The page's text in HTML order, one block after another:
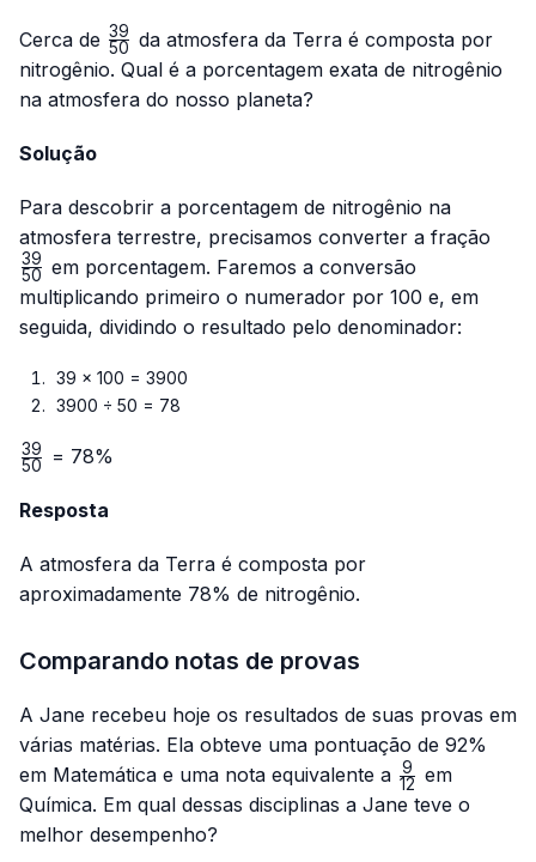
Cerca de \frac{39}
{50}
50
39 da atmosfera da Terra é composta por
nitrogênio. Qual é a porcentagem exata de nitrogênio
na atmosfera do nosso planeta?
Solução
Para descobrir a porcentagem de nitrogênio na
atmosfera terrestre, precisamos converter a fração
50
39 em porcentagem. Faremos a conversão
multiplicando primeiro o numerador por 100 e, em
seguida, dividindo o resultado pelo denominador:
39 × 100 = 3900
3900 ÷ 50 = 78
\frac{39}
50
39 = 78%
Resposta
A atmosfera da Terra é composta por
aproximadamente 78% de nitrogênio.
Comparando notas de provas
A Jane recebeu hoje os resultados de suas provas em
várias matérias. Ela obteve uma pontuação de 92%
em Matemática e uma nota equivalente a \frac{9}
{12}
12
9
em
Química. Em qual dessas disciplinas a Jane teve o
melhor desempenho?